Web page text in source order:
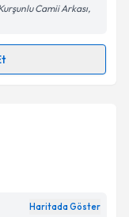
Aydınlatma
belirtilen
Camii Arkası,
talebi
almanız için bir
Haritada Göster